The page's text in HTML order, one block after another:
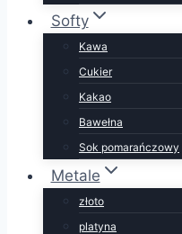
Softy
Kawa
Cukier
Kakao
Bawełna
Sok pomarańczowy
Metale
złoto
platyna